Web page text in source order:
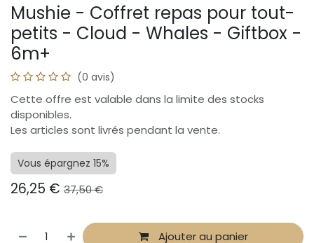
Mushie - Coffret repas pour tout-
petits - Cloud - Whales - Giftbox -
6m+
(0 avis)
Cette offre est valable dans la limite des stocks
disponibles.
Les articles sont livrés pendant la vente.
Vous épargnez 15%
26,25 € 37,50€
Ajouter au panier